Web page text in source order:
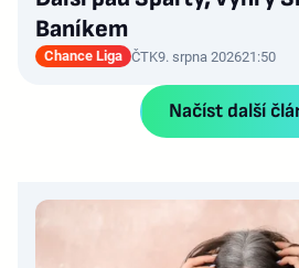
Baníkem
Chance Liga ČTK9. srpna 202621:50
Načíst další